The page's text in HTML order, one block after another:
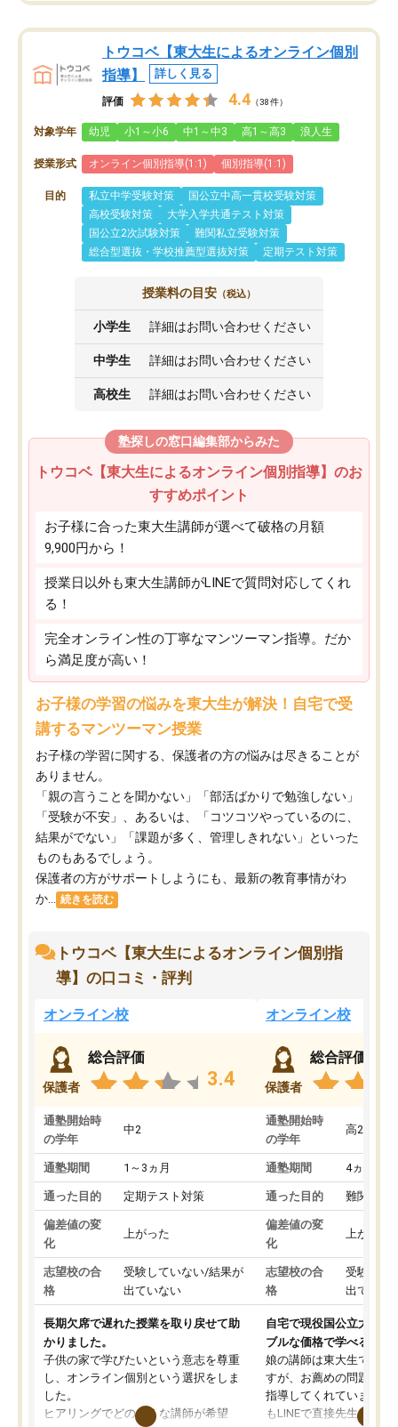
トウコベ【東大生によるオンライン個別
指導】
詳しく見る
評価 4.4 （38件）
対象学年 幼児 小1～小6 中1～中3 高1～高3 浪人生
授業形式 オンライン個別指導(1:1) 個別指導(1:1)
目的 私立中学受験対策
国公立中高一貫校受験対策
高校受験対策
大学入学共通テスト対策
国公立2次試験対策
難関私立受験対策
総合型選抜・学校推薦型選抜対策
定期テスト対策
授業料の目安 （税込）
小学生 詳細はお問い合わせください
中学生 詳細はお問い合わせください
高校生 詳細はお問い合わせください
塾探しの窓口編集部からみた
トウコベ【東大生によるオンライン個別指導】のお
すすめポイント
お子様に合った東大生講師が選べて破格の月額
9,900円から！
授業日以外も東大生講師がLINEで質問対応してくれ
る！
完全オンライン性の丁寧なマンツーマン指導。だか
ら満足度が高い！
お子様の学習の悩みを東大生が解決！自宅で受
講するマンツーマン授業
お子様の学習に関する、保護者の方の悩みは尽きることが
ありません。
「親の言うことを聞かない」「部活ばかりで勉強しない」
「受験が不安」、あるいは、「コツコツやっているのに、
結果がでない」「課題が多く、管理しきれない」といった
ものもあるでしょう。
保護者の方がサポートしようにも、最新の教育事情がわ
か...
続きを読む
トウコベ【東大生によるオンライン個別指
導】の口コミ・評判
オンライン校
保護者
総合評価
3.4
通塾開始時
の学年
中2
通塾期間 1～3ヵ月
通った目的 定期テスト対策
偏差値の変
化
上がった
志望校の合
格
受験していない/結果が
出ていない
長期欠席で遅れた授業を取り戻せて助
かりました。
子供の家で学びたいという意志を尊重
し、オンライン個別という選択をしま
した。
ヒアリングでどのような講師が希望
オンライン校
保護者
総合評価
通塾開始時
の学年
高2
通塾期間 4ヵ月～1
通った目的 難関私立
偏差値の変
化
上がった
志望校の合
格
受験して
出ていな
自宅で現役国公立大学生
ブルな価格で学べる
娘の講師は東大生では無
すが、お薦めの問題集や
指導してくれています。
もLINEで直接先生に質問